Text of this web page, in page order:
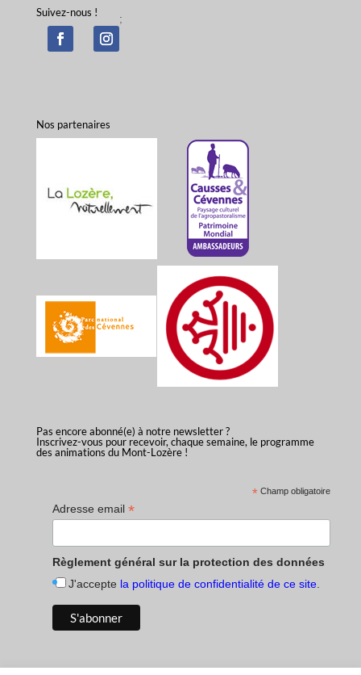
Suivez-nous ! ;
Nos partenaires
Pas encore abonné(e) à notre newsletter ?
Inscrivez-vous pour recevoir, chaque semaine, le programme
des animations du Mont-Lozère !
* Champ obligatoire
Adresse email *
Règlement général sur la protection des données
J'accepte la politique de confidentialité de ce site.